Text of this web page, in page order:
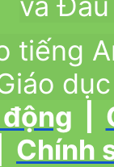
tiếng
Chính